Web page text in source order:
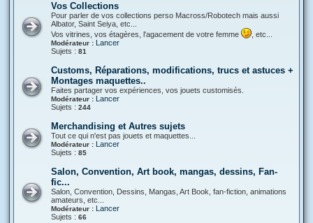
Vos Collections
Pour parler de vos collections perso Macross/Robotech mais aussi
Albator, Saint Seiya, etc...
Vos vitrines, vos étagères, l'agacement de votre femme
, etc...
Modérateur : Lancer
Sujets : 81
Customs, Réparations, modifications, trucs et astuces +
Montages maquettes..
Faites partager vos expériences, vos jouets customisés.
Modérateur : Lancer
Sujets : 244
Merchandising et Autres sujets
Tout ce qui n'est pas jouets et maquettes...
Modérateur : Lancer
Sujets : 85
Salon, Convention, Art book, mangas, dessins, Fan-
fic...
Salon, Convention, Dessins, Mangas, Art Book, fan-fiction, animations
amateurs, etc...
Modérateur : Lancer
Sujets : 66